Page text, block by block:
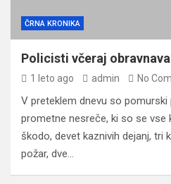
ČRNA KRONIKA
Policisti včeraj
1 leto ago admin No
V preteklem dnevu so
prometne nesreče, ki so se vse
škodo, devet kaznivih dejanj, tri
požar, dve…